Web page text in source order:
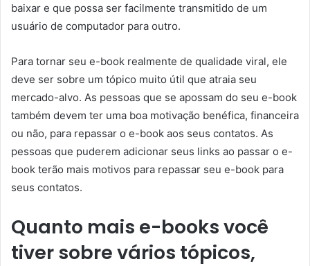
baixar e que possa ser facilmente transmitido de um
usuário de computador para outro.
Para tornar seu e-book realmente de qualidade viral, ele
deve ser sobre um tópico muito útil que atraia seu
mercado-alvo. As pessoas que se apossam do seu e-book
também devem ter uma boa motivação benéfica, financeira
ou não, para repassar o e-book aos seus contatos. As
pessoas que puderem adicionar seus links ao passar o e-
book terão mais motivos para repassar seu e-book para
seus contatos.
Quanto mais e-books você
tiver sobre vários tópicos,